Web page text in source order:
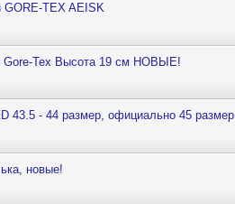
GORE-TEX AEISK
Gore-Tex Высота 19 см НОВЫЕ!
43.5 - 44 размер, официально 45 размер
новые!